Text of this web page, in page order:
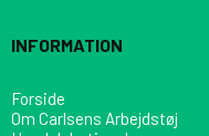
INFORMATION
Forside
Om Carlsens Arbejdstøj